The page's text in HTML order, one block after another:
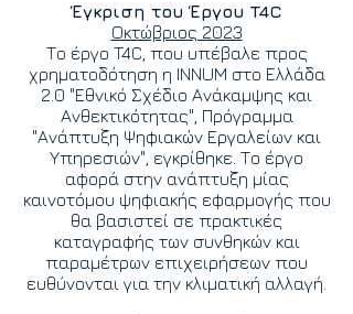
Έγκριση του Έργου T4C
Οκτώβριος 2023
Το έργο T4C, που υπέβαλε προς
χρηματοδότηση η INNUM στο Ελλάδα
2.0 "Εθνικό Σχέδιο Ανάκαμψης και
Ανθεκτικότητας", Πρόγραμμα
"Ανάπτυξη Ψηφιακών Εργαλείων και
Υπηρεσιών", εγκρίθηκε. Το έργο
αφορά στην ανάπτυξη μίας
καινοτόμου ψηφιακής εφαρμογής που
θα βασιστεί σε πρακτικές
καταγραφής των συνθηκών και
παραμέτρων επιχειρήσεων που
ευθύνονται για την κλιματική αλλαγή.